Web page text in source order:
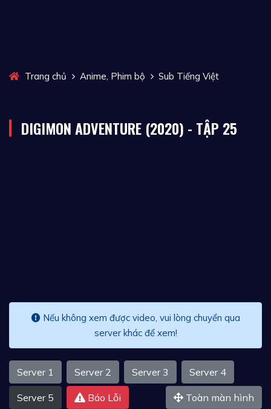
Trang chủ Anime, Phim bộ Sub Tiếng Việt
DIGIMON ADVENTURE (2020) - TẬP 25
Nếu không xem được video, vui lòng chuyển qua
server khác để xem!
Server 1 Server 2 Server 3 Server 4
Server 5 Báo Lỗi Toàn màn hình